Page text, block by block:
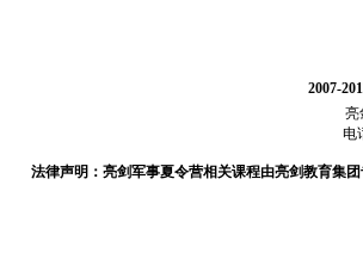
2007-
亮
电
法律声明：亮剑军事夏令营相关课程由亮剑教育集